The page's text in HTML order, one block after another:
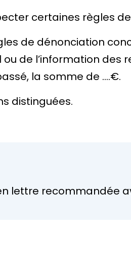
certaines règles
de dénonciation
de l’information des
la somme de ….€.
distinguées.
lettre recommandée